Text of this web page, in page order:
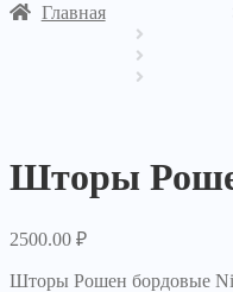
Главная
Шторы
2500.00 ₽
Шторы Рошен бордовые